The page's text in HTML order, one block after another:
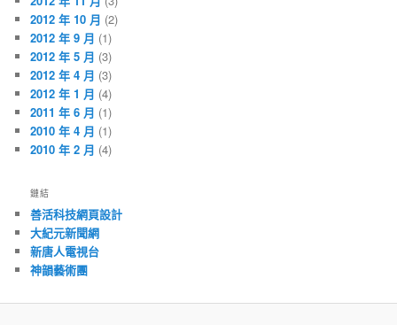
2012 年 10 月 (2)
2012 年 9 月 (1)
2012 年 5 月 (3)
2012 年 4 月 (3)
2012 年 1 月 (4)
2011 年 6 月 (1)
2010 年 4 月 (1)
2010 年 2 月 (4)
鏈結
善活科技網頁設計
大紀元新聞網
新唐人電視台
神韻藝術團